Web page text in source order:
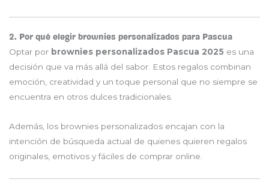
2. Por qué elegir brownies personalizados para Pascua
Optar por brownies personalizados Pascua 2025 es una
decisión que va más allá del sabor. Estos regalos combinan
emoción, creatividad y un toque personal que no siempre se
encuentra en otros dulces tradicionales.
Además, los brownies personalizados encajan con la
intención de búsqueda actual de quienes quieren regalos
originales, emotivos y fáciles de comprar online.